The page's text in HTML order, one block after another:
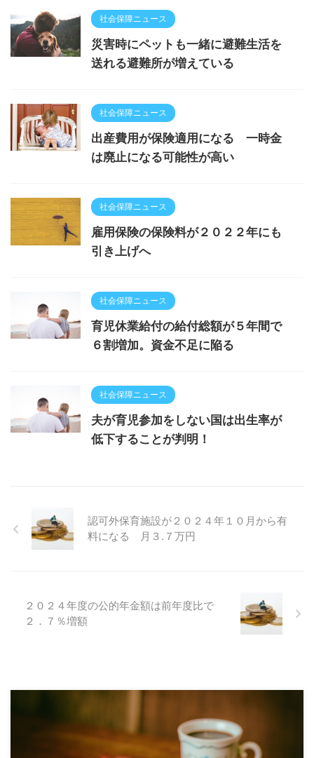
社会保障ニュース
災害時にペットも一緒に避難生活を
送れる避難所が増えている
社会保障ニュース
出産費用が保険適用になる 一時金
は廃止になる可能性が高い
社会保障ニュース
雇用保険の保険料が２０２２年にも
引き上げへ
社会保障ニュース
育児休業給付の給付総額が５年間で
６割増加。資金不足に陥る
社会保障ニュース
夫が育児参加をしない国は出生率が
低下することが判明！
認可外保育施設が２０２４年１０月から有
料になる 月３.７万円
２０２４年度の公的年金額は前年度比で
２．７％増額